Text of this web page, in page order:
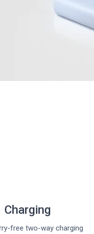
Charging
free two-way charging